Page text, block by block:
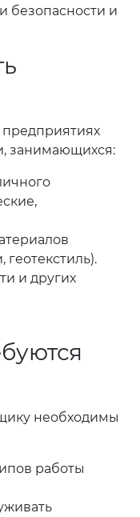
безопасности и
занимающихся:
и других
необходимы
работы